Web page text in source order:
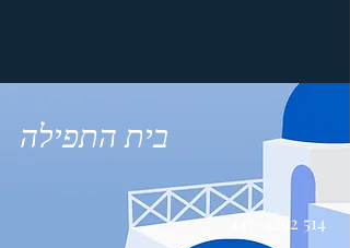
בית התפילה
514 447-4292